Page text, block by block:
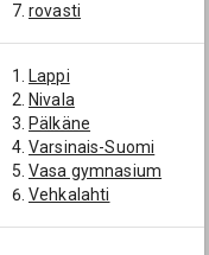
rovasti
Lappi
Nivala
Pälkäne
Varsinais-Suomi
Vasa gymnasium
Vehkalahti